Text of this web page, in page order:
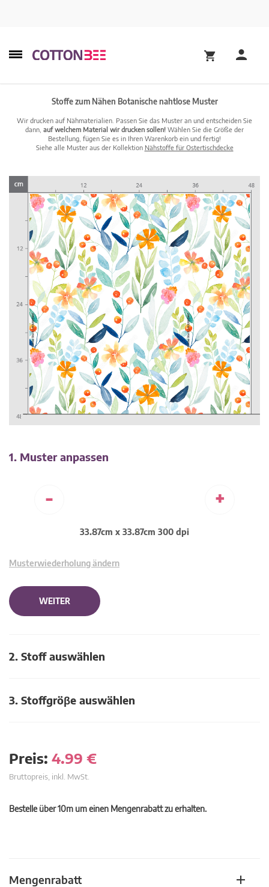
Stoffe zum Nähen Botanische nahtlose Muster
Wir drucken auf Nähmaterialien. Passen Sie das Muster an und entscheiden Sie
dann, auf welchem Material wir drucken sollen! Wählen Sie die Größe der
Bestellung, fügen Sie es in Ihren Warenkorb ein und fertig!
Siehe alle Muster aus der Kollektion Nähstoffe für Ostertischdecke
1. Muster anpassen
- +
33.87cm x 33.87cm 300 dpi
Musterwiederholung ändern
WEITER
2. Stoff auswählen
3. Stoffgröβe auswählen
Preis: 4.99 €
Bruttopreis, inkl. MwSt.
Bestelle über 10m um einen Mengenrabatt zu erhalten.
Mengenrabatt